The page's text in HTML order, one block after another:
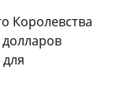
Королевства